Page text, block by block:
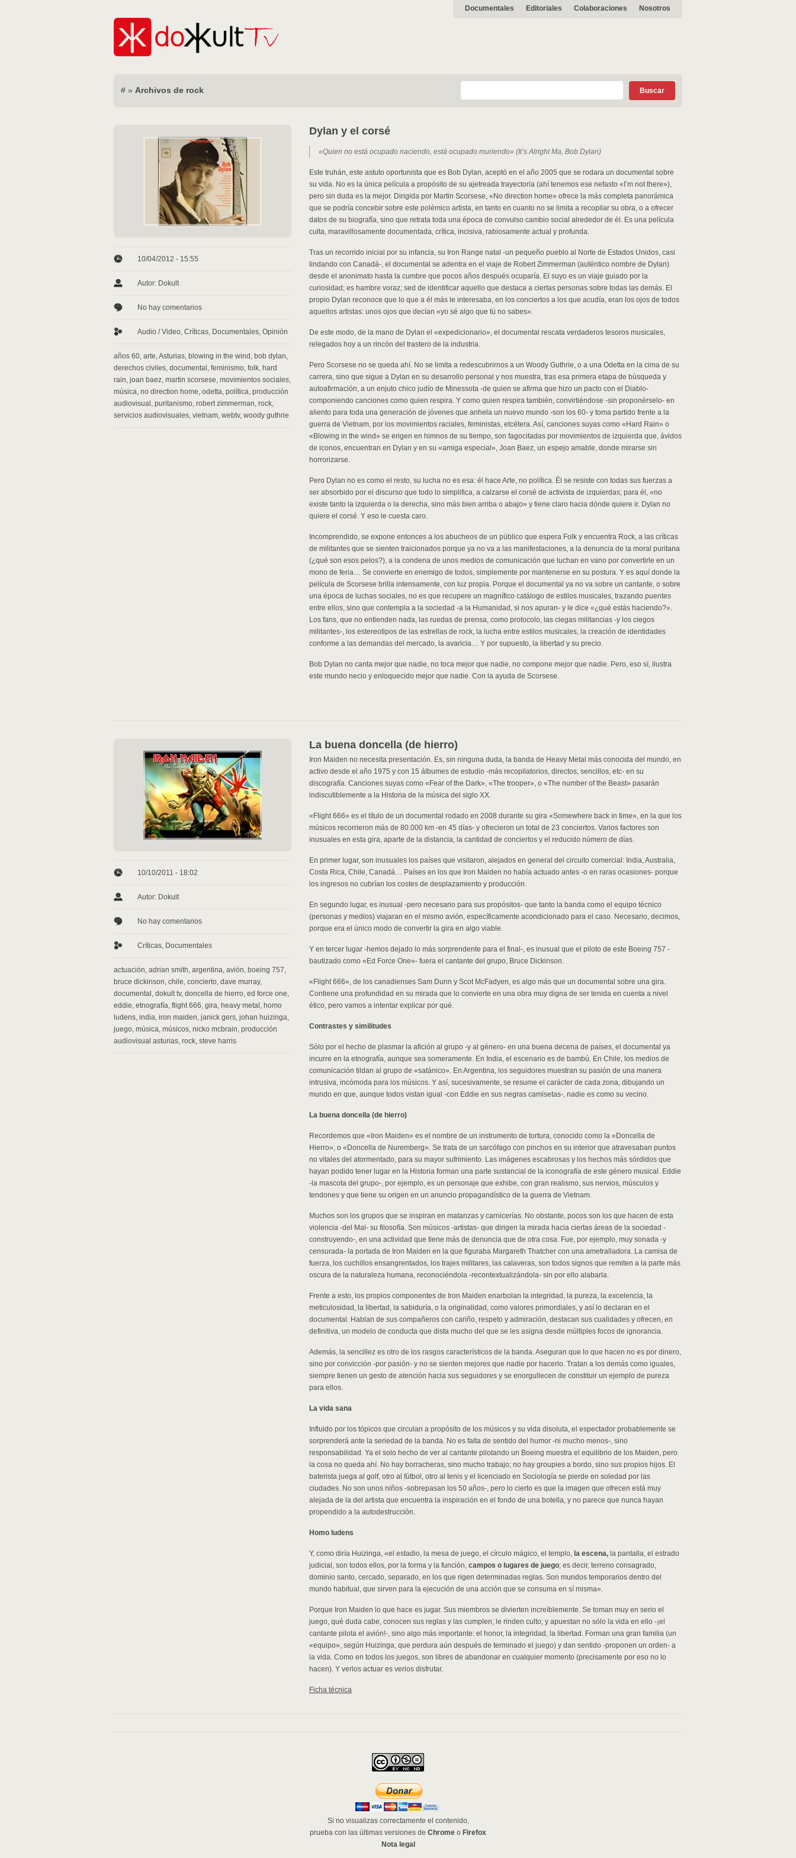
Documentales Editoriales Colaboraciones Nosotros
# » Archivos de rock
10/04/2012 - 15:55
Autor: Dokult
No hay comentarios
Audio / Video, Críticas, Documentales, Opinión
años 60, arte,Asturias, blowing in the wind , bob dylan,
derechos civiles, documental , feminismo, folk, hard
rain, joan baez, martin scorsese, movimientos sociales,
música, no direction home, odetta, política, producción
audiovisual , puritanismo, robert zimmerman, rock,
servicios audiovisuales, vietnam, webtv, woody guthrie
Dylan y el corsé
«Quien no está ocupado naciendo, está ocupado muriendo» (It’s Alright Ma, Bob Dylan)
Este truhán, este astuto oportunista que es Bob Dylan, aceptó en el año 2005 que se rodara un documental sobre
su vida. No es la única película a propósito de su ajetreada trayectoria (ahí tenemos ese nefasto «I’m not there»),
pero sin duda es la mejor. Dirigida por Martin Scorsese, «No direction home» ofrece la más completa panorámica
que se podría concebir sobre este polémico artista, en tanto en cuanto no se limita a recopilar su obra, o a ofrecer
datos de su biografía, sino que retrata toda una época de convulso cambio social alrededor de él. Es una película
culta, maravillosamente documentada, crítica, incisiva, rabiosamente actual y profunda.
Tras un recorrido inicial por su infancia, su Iron Range natal -un pequeño pueblo al Norte de Estados Unidos, casi
lindando con Canadá-, el documental se adentra en el viaje de Robert Zimmerman (auténtico nombre de Dylan)
desde el anonimato hasta la cumbre que pocos años después ocuparía. El suyo es un viaje guiado por la
curiosidad; es hambre voraz; sed de identificar aquello que destaca a ciertas personas sobre todas las demás. El
propio Dylan reconoce que lo que a él más le interesaba, en los conciertos a los que acudía, eran los ojos de todos
aquellos artistas: unos ojos que decían «yo sé algo que tú no sabes».
De este modo, de la mano de Dylan el «expedicionario», el documental rescata verdaderos tesoros musicales,
relegados hoy a un rincón del trastero de la industria.
Pero Scorsese no se queda ahí. No se limita a redescubrirnos a un Woody Guthrie, o a una Odetta en la cima de su
carrera, sino que sigue a Dylan en su desarrollo personal y nos muestra, tras esa primera etapa de búsqueda y
autoafirmación, a un enjuto chico judío de Minessota -de quien se afirma que hizo un pacto con el Diablo-
componiendo canciones como quien respira. Y como quien respira también, convirtiéndose -sin proponérselo- en
aliento para toda una generación de jóvenes que anhela un nuevo mundo -son los 60- y toma partido frente a la
guerra de Vietnam, por los movimientos raciales, feministas, etcétera. Así, canciones suyas como «Hard Rain» o
«Blowing in the wind» se erigen en himnos de su tiempo, son fagocitadas por movimientos de izquierda que, ávidos
de iconos, encuentran en Dylan y en su «amiga especial», Joan Baez, un espejo amable, donde mirarse sin
horrorizarse.
Pero Dylan no es como el resto, su lucha no es esa: él hace Arte, no política. Él se resiste con todas sus fuerzas a
ser absorbido por el discurso que todo lo simplifica, a calzarse el corsé de activista de izquierdas; para él, «no
existe tanto la izquierda o la derecha, sino más bien arriba o abajo» y tiene claro hacia dónde quiere ir. Dylan no
quiere el corsé. Y eso le cuesta caro.
Incomprendido, se expone entonces a los abucheos de un público que espera Folk y encuentra Rock, a las críticas
de militantes que se sienten traicionados porque ya no va a las manifestaciones, a la denuncia de la moral puritana
(¿qué son esos pelos?), a la condena de unos medios de comunicación que luchan en vano por convertirle en un
mono de feria… Se convierte en enemigo de todos, simplemente por mantenerse en su postura. Y es aquí donde la
película de Scorsese brilla intensamente, con luz propia. Porque el documental ya no va sobre un cantante, o sobre
una época de luchas sociales, no es que recupere un magnífico catálogo de estilos musicales, trazando puentes
entre ellos, sino que contempla a la sociedad -a la Humanidad, si nos apuran- y le dice «¿qué estás haciendo?».
Los fans, que no entienden nada, las ruedas de prensa, como protocolo, las ciegas militancias -y los ciegos
militantes-, los estereotipos de las estrellas de rock, la lucha entre estilos musicales, la creación de identidades
conforme a las demandas del mercado, la avaricia… Y por supuesto, la libertad y su precio.
Bob Dylan no canta mejor que nadie, no toca mejor que nadie, no compone mejor que nadie. Pero, eso sí, ilustra
este mundo necio y enloquecido mejor que nadie. Con la ayuda de Scorsese.
10/10/2011 - 18:02
Autor: Dokult
No hay comentarios
Críticas, Documentales
actuación, adrian smith, argentina, avión, boeing 757,
bruce dickinson, chile, concierto, dave murray,
documental , dokult tv, doncella de hierro, ed force one,
eddie, etnografía, flight 666, gira, heavy metal , homo
ludens, india, iron maiden, janick gers, johan huizinga,
juego, música, músicos, nicko mcbrain, producción
audiovisual asturias, rock, steve harris
La buena doncella (de hierro)
Iron Maiden no necesita presentación. Es, sin ninguna duda, la banda de Heavy Metal más conocida del mundo, en
activo desde el año 1975 y con 15 álbumes de estudio -más recopilatorios, directos, sencillos, etc- en su
discografía. Canciones suyas como «Fear of the Dark», «The trooper», o «The number of the Beast» pasarán
indiscutiblemente a la Historia de la música del siglo XX.
«Flight 666» es el título de un documental rodado en 2008 durante su gira «Somewhere back in time», en la que los
músicos recorrieron más de 80.000 km -en 45 días- y ofrecieron un total de 23 conciertos. Varios factores son
inusuales en esta gira, aparte de la distancia, la cantidad de conciertos y el reducido número de días.
En primer lugar, son inusuales los países que visitaron, alejados en general del circuito comercial: India, Australia,
Costa Rica, Chile, Canadá… Países en los que Iron Maiden no había actuado antes -o en raras ocasiones- porque
los ingresos no cubrían los costes de desplazamiento y producción.
En segundo lugar, es inusual -pero necesario para sus propósitos- que tanto la banda como el equipo técnico
(personas y medios) viajaran en el mismo avión, específicamente acondicionado para el caso. Necesario, decimos,
porque era el único modo de convertir la gira en algo viable.
Y en tercer lugar -hemos dejado lo más sorprendente para el final-, es inusual que el piloto de este Boeing 757 -
bautizado como «Ed Force One»- fuera el cantante del grupo, Bruce Dickinson.
«Flight 666», de los canadienses Sam Dunn y Scot McFadyen, es algo más que un documental sobre una gira.
Contiene una profundidad en su mirada que lo convierte en una obra muy digna de ser tenida en cuenta a nivel
ético, pero vamos a intentar explicar por qué.
Contrastes y similitudes
Sólo por el hecho de plasmar la afición al grupo -y al género- en una buena decena de países, el documental ya
incurre en la etnografía, aunque sea someramente. En India, el escenario es de bambú. En Chile, los medios de
comunicación tildan al grupo de «satánico». En Argentina, los seguidores muestran su pasión de una manera
intrusiva, incómoda para los músicos. Y así, sucesivamente, se resume el carácter de cada zona, dibujando un
mundo en que, aunque todos vistan igual -con Eddie en sus negras camisetas-, nadie es como su vecino.
La buena doncella (de hierro)
Recordemos que «Iron Maiden» es el nombre de un instrumento de tortura, conocido como la «Doncella de
Hierro», o «Doncella de Nuremberg». Se trata de un sarcófago con pinchos en su interior que atravesaban puntos
no vitales del atormentado, para su mayor sufrimiento. Las imágenes escabrosas y los hechos más sórdidos que
hayan podido tener lugar en la Historia forman una parte sustancial de la iconografía de este género musical. Eddie
-la mascota del grupo-, por ejemplo, es un personaje que exhibe, con gran realismo, sus nervios, músculos y
tendones y que tiene su origen en un anuncio propagandístico de la guerra de Vietnam.
Muchos son los grupos que se inspiran en matanzas y carnicerías. No obstante, pocos son los que hacen de esta
violencia -del Mal- su filosofía. Son músicos -artistas- que dirigen la mirada hacia ciertas áreas de la sociedad -
construyendo-, en una actividad que tiene más de denuncia que de otra cosa. Fue, por ejemplo, muy sonada -y
censurada- la portada de Iron Maiden en la que figuraba Margareth Thatcher con una ametralladora. La camisa de
fuerza, los cuchillos ensangrentados, los trajes militares, las calaveras, son todos signos que remiten a la parte más
oscura de la naturaleza humana, reconociéndola -recontextualizándola- sin por ello alabarla.
Frente a esto, los propios componentes de Iron Maiden enarbolan la integridad, la pureza, la excelencia, la
meticulosidad, la libertad, la sabiduría, o la originalidad, como valores primordiales, y así lo declaran en el
documental. Hablan de sus compañeros con cariño, respeto y admiración, destacan sus cualidades y ofrecen, en
definitiva, un modelo de conducta que dista mucho del que se les asigna desde múltiples focos de ignorancia.
Además, la sencillez es otro de los rasgos característicos de la banda. Aseguran que lo que hacen no es por dinero,
sino por convicción -por pasión- y no se sienten mejores que nadie por hacerlo. Tratan a los demás como iguales,
siempre tienen un gesto de atención hacia sus seguidores y se enorgullecen de constituir un ejemplo de pureza
para ellos.
La vida sana
Influido por los tópicos que circulan a propósito de los músicos y su vida disoluta, el espectador probablemente se
sorprenderá ante la seriedad de la banda. No es falta de sentido del humor -ni mucho menos-, sino
responsabilidad. Ya el solo hecho de ver al cantante pilotando un Boeing muestra el equilibrio de los Maiden, pero
la cosa no queda ahí. No hay borracheras, sino mucho trabajo; no hay groupies a bordo, sino sus propios hijos. El
baterista juega al golf, otro al fútbol, otro al tenis y el licenciado en Sociología se pierde en soledad por las
ciudades. No son unos niños -sobrepasan los 50 años-, pero lo cierto es que la imagen que ofrecen está muy
alejada de la del artista que encuentra la inspiración en el fondo de una botella, y no parece que nunca hayan
propendido a la autodestrucción.
Homo ludens
Y, como diría Huizinga, «el estadio, la mesa de juego, el círculo mágico, el templo, la escena, la pantalla, el estrado
judicial, son todos ellos, por la forma y la función, campos o lugares de juego; es decir, terreno consagrado,
dominio santo, cercado, separado, en los que rigen determinadas reglas. Son mundos temporarios dentro del
mundo habitual, que sirven para la ejecución de una acción que se consuma en sí misma».
Porque Iron Maiden lo que hace es jugar. Sus miembros se divierten increíblemente. Se toman muy en serio el
juego, qué duda cabe, conocen sus reglas y las cumplen; le rinden culto; y apuestan no sólo la vida en ello -¡el
cantante pilota el avión!-, sino algo más importante: el honor, la integridad, la libertad. Forman una gran familia (un
«equipo», según Huizinga, que perdura aún después de terminado el juego) y dan sentido -proponen un orden- a
la vida. Como en todos los juegos, son libres de abandonar en cualquier momento (precisamente por eso no lo
hacen). Y verlos actuar es verlos disfrutar.
Ficha técnica
Si no visualizas correctamente el contenido,
prueba con las últimas versiones de Chrome o Firefox
Nota legal